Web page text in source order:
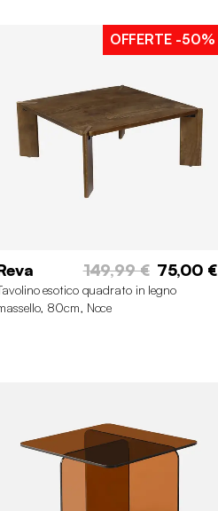
OFFERTE -50%
149,99 € 75,00 €
esotico quadrato in legno
80cm, Noce